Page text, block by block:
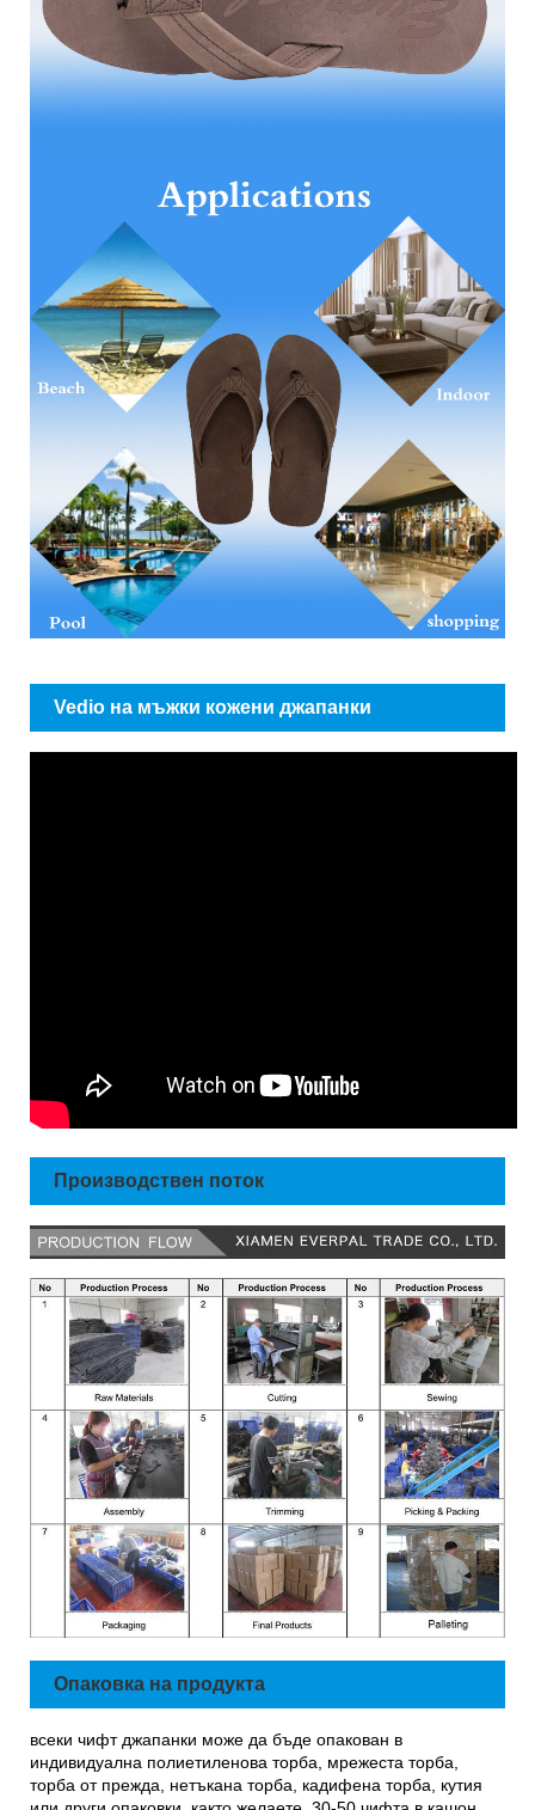
Vedio на мъжки кожени джапанки
Производствен поток
Опаковка на продукта
всеки чифт джапанки може да бъде опакован в
индивидуална полиетиленова торба, мрежеста торба,
торба от прежда, нетъкана торба, кадифена торба, кутия